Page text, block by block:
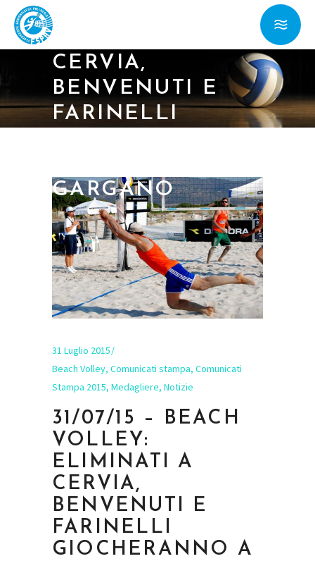
CERVIA,
BENVENUTI E
FARINELLI
GARGANO
31 Luglio 2015
Beach Volley, Comunicati stampa, Comunicati
Stampa 2015, Medagliere, Notizie
31/07/15 – BEACH
VOLLEY:
ELIMINATI A
CERVIA,
BENVENUTI E
FARINELLI
GIOCHERANNO A